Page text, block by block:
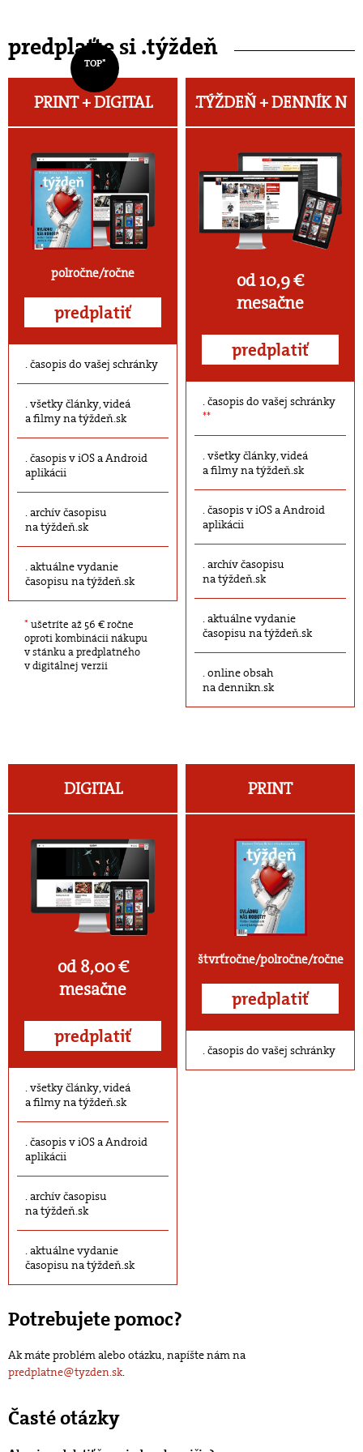
predplaťte si .týždeň
TOP*
PRINT + DIGITAL
polročne/ročne
predplatiť
časopis do vašej schránky
všetky články, videá
a filmy na týždeň.sk
časopis v iOS a Android
aplikácii
archív časopisu
na týždeň.sk
aktuálne vydanie
časopisu na týždeň.sk
* ušetríte až 56 € ročne
oproti kombinácii nákupu
v stánku a predplatného
v digitálnej verzii
.TÝŽDEŇ +DENNÍK N
od 10,9 €
mesačne
predplatiť
časopis do vašej schránky
**
všetky články, videá
a filmy na týždeň.sk
časopis v iOS a Android
aplikácii
archív časopisu
na týždeň.sk
aktuálne vydanie
časopisu na týždeň.sk
online obsah
na dennikn.sk
DIGITAL
od 8,00 €
mesačne
predplatiť
všetky články, videá
a filmy na týždeň.sk
časopis v iOS a Android
aplikácii
archív časopisu
na týždeň.sk
aktuálne vydanie
časopisu na týždeň.sk
PRINT
štvrťročne/polročne/ročne
predplatiť
časopis do vašej schránky
Potrebujete pomoc?
Ak máte problém alebo otázku, napíšte nám na
predplatne@tyzden.sk.
Časté otázky